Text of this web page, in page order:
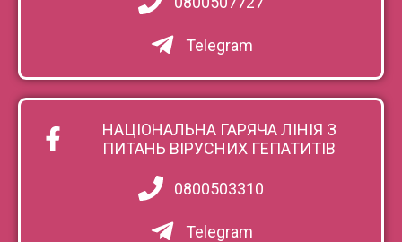
Telegram
НАЦІОНАЛЬНА ГАРЯЧА ЛІНІЯ З
ПИТАНЬ ВІРУСНИХ ГЕПАТИТІВ
0800503310
Telegram